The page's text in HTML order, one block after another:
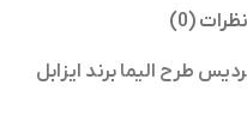
نظرات (0)
طرح الیما برند ایزابل